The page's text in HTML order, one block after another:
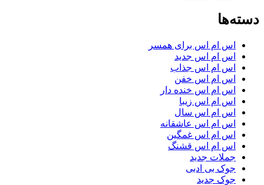
دسته‌ها
اس ام اس برای همسر
اس ام اس جدید
اس ام اس جذاب
اس ام اس خفن
اس ام اس خنده دار
اس ام اس زیبا
اس ام اس سال
اس ام اس عاشقانه
اس ام اس غمگین
اس ام اس قشنگ
جملات جدید
جوک بی ادبی
جوک جدید